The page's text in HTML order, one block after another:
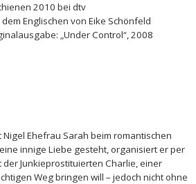
2010 bei dtv
dem Englischen von Eike Schönfeld
„Under Control“, 2008
Ehefrau Sarah beim romantischen
innige Liebe gesteht, organisiert er per
der Junkieprostituierten Charlie, einer
Weg bringen will – jedoch nicht ohne